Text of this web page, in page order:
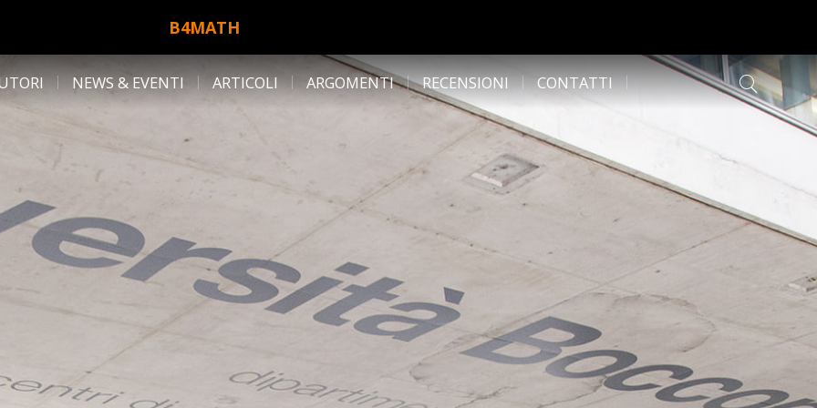
B4MATH
NEWS & EVENTI ARTICOLI ARGOMENTI RECENSIONI CONTATTI